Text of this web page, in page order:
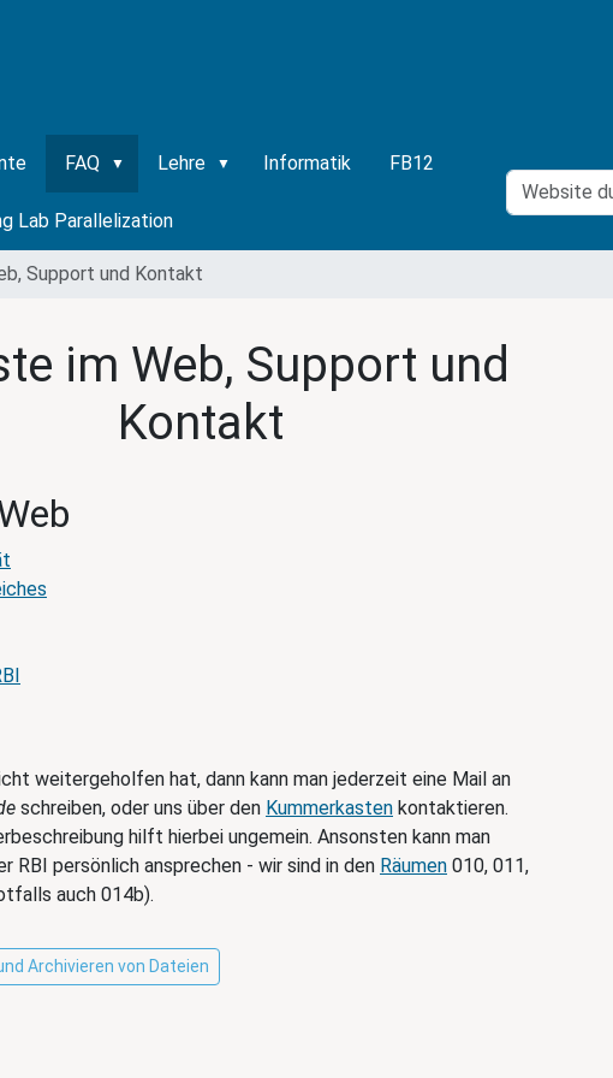
FAQ Lehre Informatik FB12
Lab Parallelization
Website
durchsuchen
Erweiterte
Suche…
Support und Kontakt
im Web, Support und
Kontakt
weitergeholfen hat, dann kann man jederzeit eine Mail an
schreiben, oder uns über den Kummerkasten kontaktieren.
hilft hierbei ungemein. Ansonsten kann man
RBI persönlich ansprechen - wir sind in den Räumen 010, 011,
auch 014b).
Archivieren von Dateien